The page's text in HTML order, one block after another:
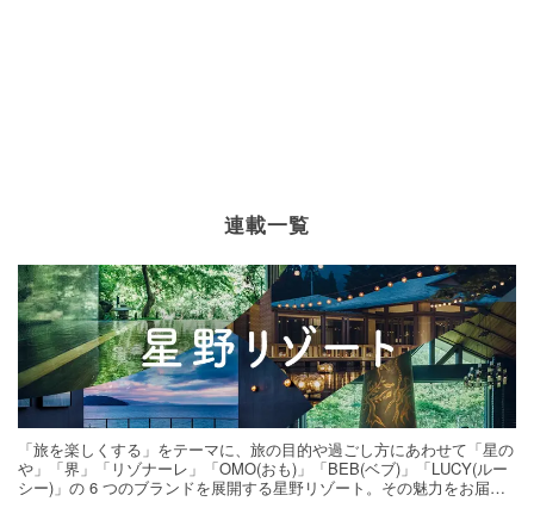
連載一覧
「旅を楽しくする」をテーマに、旅の目的や過ごし方にあわせて「星の
や」「界」「リゾナーレ」「OMO(おも)」「BEB(ベブ)」「LUCY(ルー
シー)」の 6 つのブランドを展開する星野リゾート。その魅力をお届け